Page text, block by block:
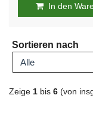
In den
Sortieren nach
Zeige 1 bis 6 (von